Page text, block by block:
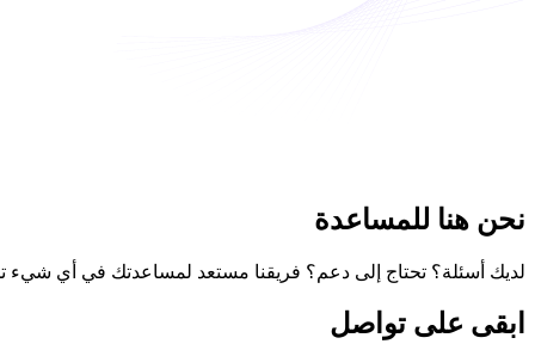
نحن هنا للمساعدة
لديك أسئلة؟ تحتاج إلى دعم؟ فريقنا مستعد لمساعدتك في أي شيء
ابقى على تواصل